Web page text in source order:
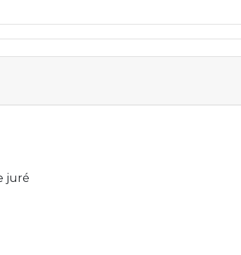
juré